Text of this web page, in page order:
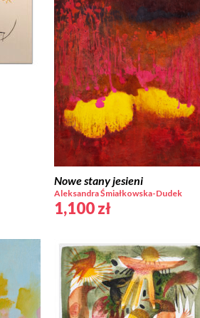
Nowe stany jesieni
Aleksandra Śmiałkowska-Dudek
1,100zł